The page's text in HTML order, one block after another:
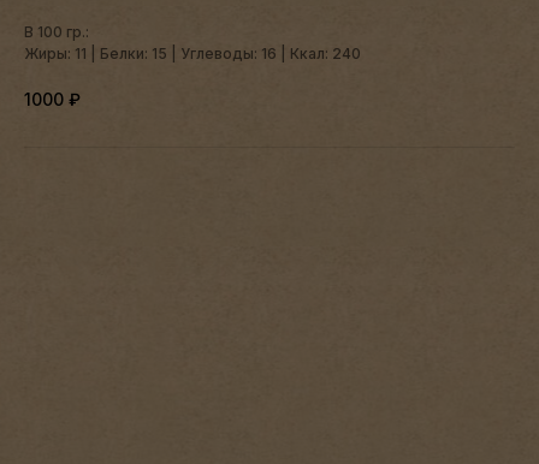
В 100 гр.:
Жиры: 11 | Белки: 15 | Углеводы: 16 | Ккал: 240
1000 ₽